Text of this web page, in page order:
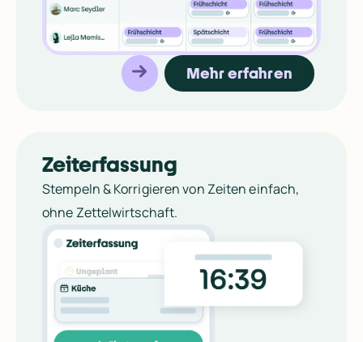
undLohnabrechnung
verbunden in einer Plattform.
Automatisierte und rechtskonforme Prozesse schaffen
Struktur und Entlastung in deinem Arbeitsalltag.
Mehr erfahren
Zeiterfassung
Stempeln & Korrigieren von Zeiten einfach,
ohne Zettelwirtschaft.